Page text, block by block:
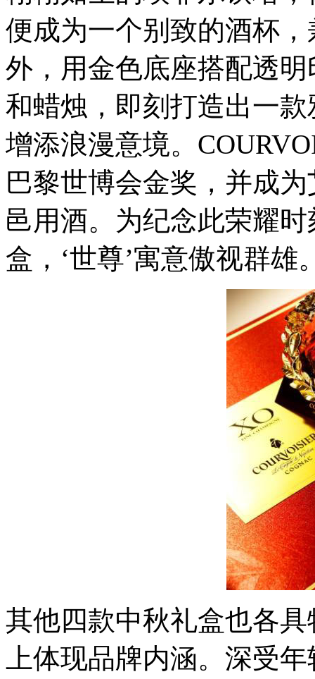
便成为一个别致的酒杯
外，用金色底座搭配透
和蜡烛，即刻打造出一
增添浪漫意境。
巴黎世博会金奖，并成
邑用酒。为纪念此荣耀
盒，‘世尊’寓意傲视群雄
其他四款中秋礼盒也各
上体现品牌内涵。深受